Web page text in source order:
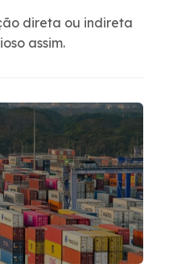
direta ou indireta
assim.